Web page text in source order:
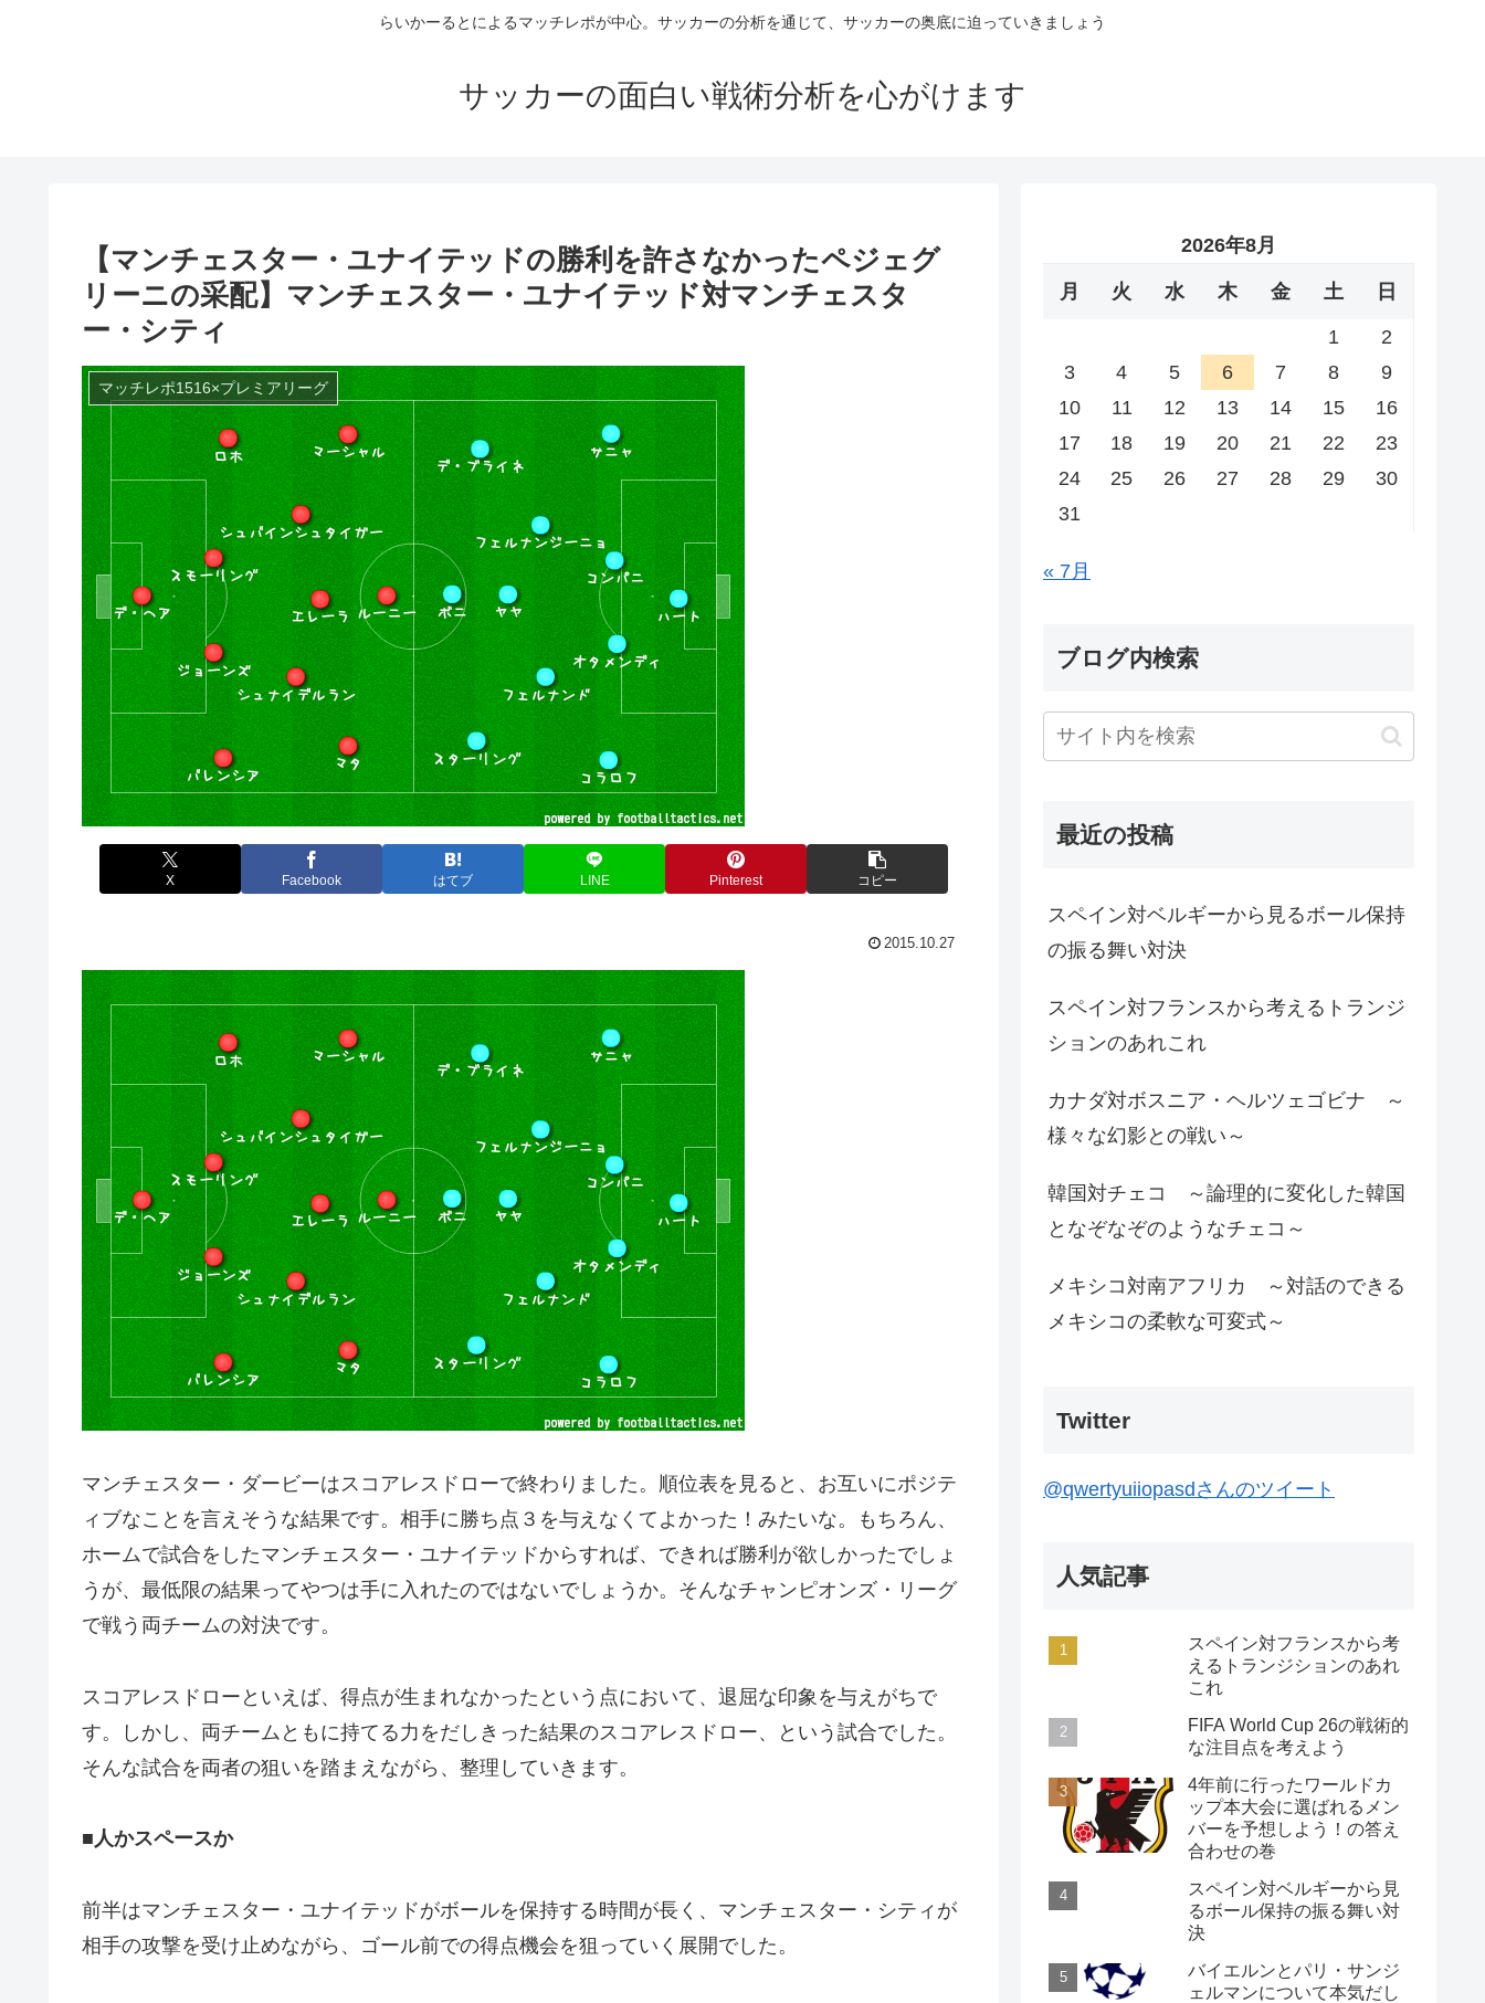
らいかーるとによるマッチレポが中心。サッカーの分析を通じて、サッカーの奥底に迫っていきましょう
サッカーの面白い戦術分析を心がけます
【マンチェスター・ユナイテッドの勝利を許さなかったペジェグ
リーニの采配】マンチェスター・ユナイテッド対マンチェスタ
ー・シティ
マッチレポ1516×プレミアリーグ
X Facebook はてブ LINE Pinterest コピー
2015.10.27
マンチェスター・ダービーはスコアレスドローで終わりました。順位表を見ると、お互いにポジテ
ィブなことを言えそうな結果です。相手に勝ち点３を与えなくてよかった！みたいな。もちろん、
ホームで試合をしたマンチェスター・ユナイテッドからすれば、できれば勝利が欲しかったでしょ
うが、最低限の結果ってやつは手に入れたのではないでしょうか。そんなチャンピオンズ・リーグ
で戦う両チームの対決です。
スコアレスドローといえば、得点が生まれなかったという点において、退屈な印象を与えがちで
す。しかし、両チームともに持てる力をだしきった結果のスコアレスドロー、という試合でした。
そんな試合を両者の狙いを踏まえながら、整理していきます。
■人かスペースか
前半はマンチェスター・ユナイテッドがボールを保持する時間が長く、マンチェスター・シティが
相手の攻撃を受け止めながら、ゴール前での得点機会を狙っていく展開でした。
2026年8月
月 火 水 木 金 土 日
1
2
3
4 5 6 7 8
9
10
11 12 13 14 15
16
17
18 19 20 21 22
23
24
25 26 27 28 29
30
31
« 7月
ブログ内検索
最近の投稿
スペイン対ベルギーから見るボール保持
の振る舞い対決
スペイン対フランスから考えるトランジ
ションのあれこれ
カナダ対ボスニア・ヘルツェゴビナ ～
様々な幻影との戦い～
韓国対チェコ ～論理的に変化した韓国
となぞなぞのようなチェコ～
メキシコ対南アフリカ ～対話のできる
メキシコの柔軟な可変式～
Twitter
@qwertyuiiopasdさんのツイート
人気記事
スペイン対フランスから考
えるトランジションのあれ
これ
FIFA World Cup 26の戦術的
な注目点を考えよう
4年前に行ったワールドカ
ップ本大会に選ばれるメン
バーを予想しよう！の答え
合わせの巻
スペイン対ベルギーから見
るボール保持の振る舞い対
決
バイエルンとパリ・サンジ
ェルマンについて本気だし